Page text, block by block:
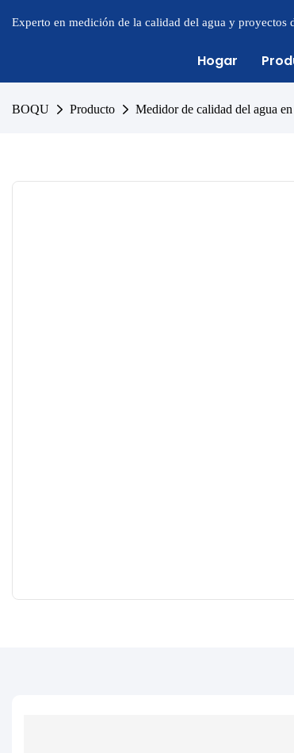
Experto en medición de la calidad del agua y proyectos
Hogar
BOQU Producto Medidor de calidad del agua